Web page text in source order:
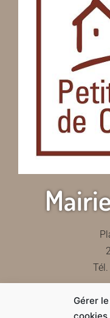
Gérer
Contactez-